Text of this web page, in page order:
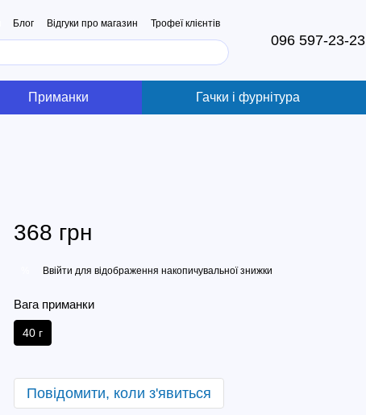
Блог Відгуки про магазин Трофеї клієнтів
096 597-23-23
Приманки Гачки і фурнітура
368 грн
Ввійти для відображення накопичувальної знижки
Вага приманки
40 г
Повідомити, коли з'явиться